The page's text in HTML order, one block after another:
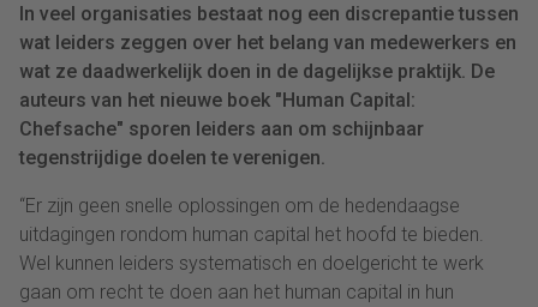
In veel organisaties bestaat nog een discrepantie tussen
wat leiders zeggen over het belang van medewerkers en
wat ze daadwerkelijk doen in de dagelijkse praktijk. De
auteurs van het nieuwe boek "Human Capital:
Chefsache" sporen leiders aan om schijnbaar
tegenstrijdige doelen te verenigen.
“Er zijn geen snelle oplossingen om de hedendaagse
uitdagingen rondom human capital het hoofd te bieden.
Wel kunnen leiders systematisch en doelgericht te werk
gaan om recht te doen aan het human capital in hun